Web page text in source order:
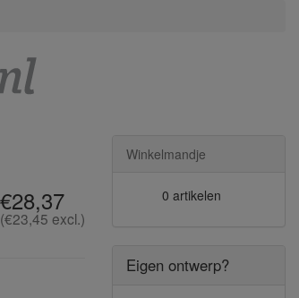
€28,37
(€23,45 excl.)
Winkelmandje
0 artikelen
Eigen ontwerp?